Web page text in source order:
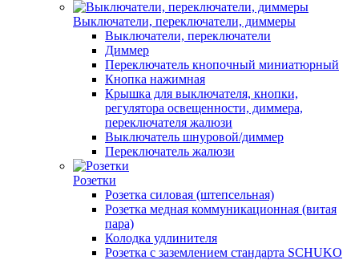
Выключатели, переключатели, диммеры
Выключатели, переключатели
Диммер
Переключатель кнопочный миниатюрный
Кнопка нажимная
Крышка для выключателя, кнопки,
регулятора освещенности, диммера,
переключателя жалюзи
Выключатель шнуровой/диммер
Переключатель жалюзи
Розетки
Розетка силовая (штепсельная)
Розетка медная коммуникационная (витая
пара)
Колодка удлинителя
Розетка с заземлением стандарта SCHUKO